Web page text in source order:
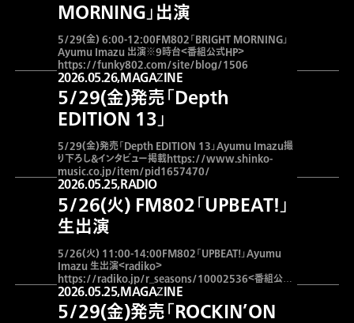
MORNING」出演
5/29(金) 6:00-12:00FM802「BRIGHT MORNING」
Ayumu Imazu 出演※9時台＜番組公式HP＞
https://funky802.com/site/blog/1506
2026.05.26, MAGAZINE
5/29(金)発売「Depth
EDITION 13」
5/29(金)発売「Depth EDITION 13」Ayumu Imazu撮
り下ろし&インタビュー掲載https://www.shinko-
music.co.jp/item/pid1657470/
2026.05.25, RADIO
5/26(火) FM802「UPBEAT!」
生出演
5/26(火) 11:00-14:00FM802「UPBEAT!」Ayumu
Imazu 生出演＜radiko＞
https://radiko.jp/r_seasons/10002536＜番組公式
HP＞https://funky802.com/upbeat/
2026.05.25, MAGAZINE
5/29(金)発売「ROCKIN’ON